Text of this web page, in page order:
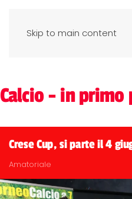
Skip to main content
Calcio - in primo
Crese Cup, si parte il 4
Amatoriale